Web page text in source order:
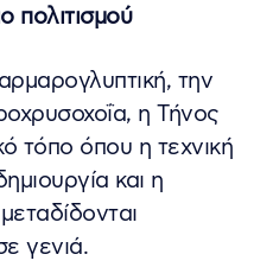
πολιτισμού
την
η Τήνος
τόπο όπου η τεχνική
και η
γενιά.